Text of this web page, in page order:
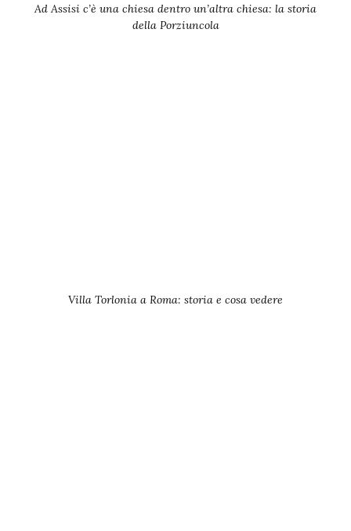
Ad Assisi c’è una chiesa dentro un’altra chiesa: la storia
della Porziuncola
Villa Torlonia a Roma: storia e cosa vedere